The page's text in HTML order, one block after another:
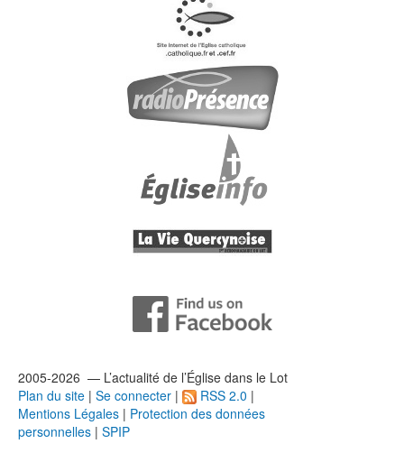
2005-2026 — L’actualité de l’Église dans le Lot
Plan du site | Se connecter | RSS 2.0 |
Mentions Légales | Protection des données
personnelles | SPIP